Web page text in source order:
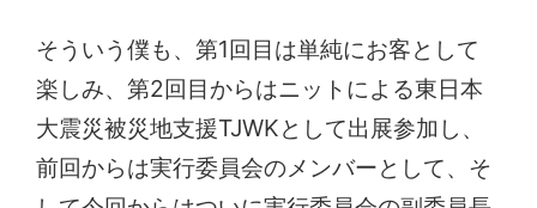
そういう僕も、第1回目は単純にお客として
楽しみ、第2回目からはニットによる東日本
大震災被災地支援TJWKとして出展参加し、
前回からは実行委員会のメンバーとして、そ